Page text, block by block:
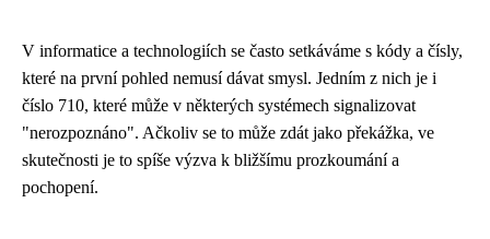
V informatice a technologiích se často setkáváme s kódy a čísly,
které na první pohled nemusí dávat smysl. Jedním z nich je i
číslo 710, které může v některých systémech signalizovat
"nerozpoznáno". Ačkoliv se to může zdát jako překážka, ve
skutečnosti je to spíše výzva k bližšímu prozkoumání a
pochopení.